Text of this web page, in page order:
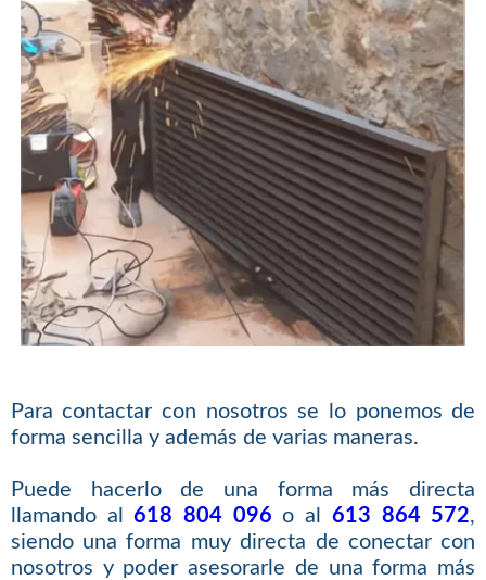
Para contactar con nosotros se lo ponemos de
forma sencilla y además de varias maneras.
Puede hacerlo de una forma más directa
llamando al618 804 096 o al 613 864 572,
siendo una forma muy directa de conectar con
nosotros y poder asesorarle de una forma más